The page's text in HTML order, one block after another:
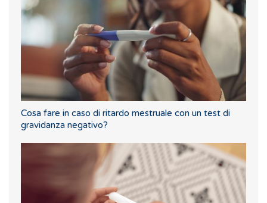
Cosa fare in caso di ritardo mestruale con un test di
gravidanza negativo?